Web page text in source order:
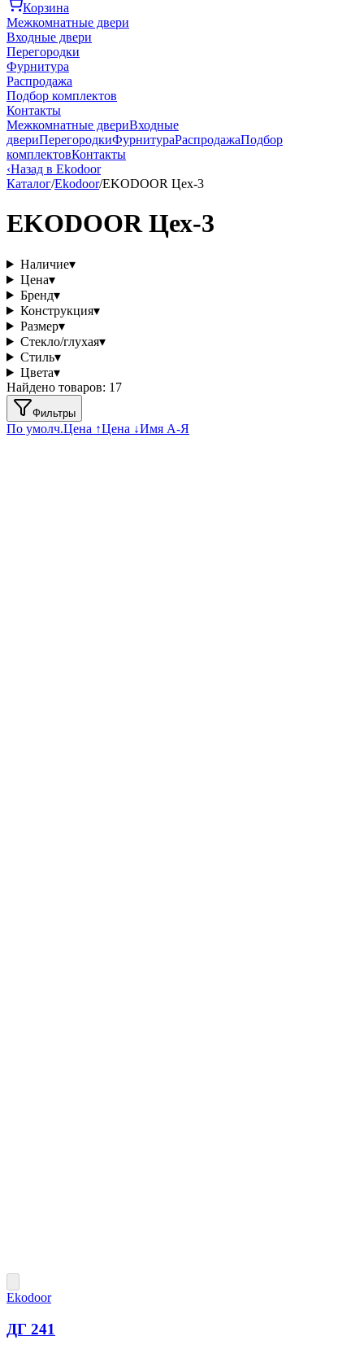
Корзина
Межкомнатные двери
Входные двери
Перегородки
Фурнитура
Распродажа
Подбор комплектов
Контакты
Межкомнатные двериВходные
двериПерегородкиФурнитураРаспродажаПодбор
комплектовКонтакты
‹Назад в Ekodoor
Каталог/Ekodoor/EKODOOR Цех-3
EKODOOR Цех-3
Наличие▾
Цена▾
Бренд▾
Конструкция▾
Размер▾
Стекло/глухая▾
Стиль▾
Цвета▾
Найдено товаров: 17
Фильтры
По умолч.Цена ↑Цена ↓Имя А-Я
Ekodoor
ДГ 241